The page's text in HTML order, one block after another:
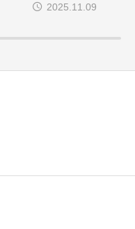
2025.11.09